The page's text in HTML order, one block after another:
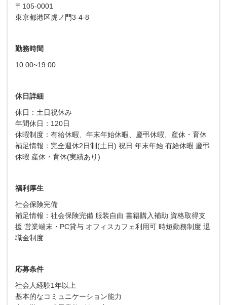
〒105-0001
東京都港区虎ノ門3-4-8
勤務時間
10:00~19:00
休日詳細
休日：土日祝休み
年間休日：120日
休暇制度：有給休暇、年末年始休暇、慶弔休暇、産休・育休
補足情報：完全週休2日制(土日) 祝日 年末年始 有給休暇 慶弔
休暇 産休・育休(実績あり)
福利厚生
社会保険完備
補足情報：社会保険完備 服装自由 書籍購入補助 資格取得支
援 営業端末・PC貸与 オフィスカフェ利用可 時短勤務制度 退
職金制度
応募条件
社会人経験1年以上
基本的なコミュニケーション能力